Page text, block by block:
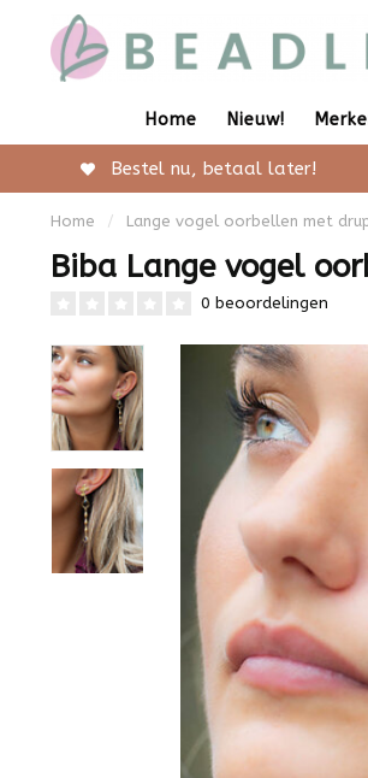
Home Nieuw!
Bestel nu, betaal later!
Home / Lange vogel oorbellen met
Biba Lange vogel
0 beoordelingen